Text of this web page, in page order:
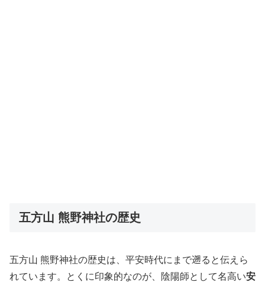
五方山 熊野神社の歴史
五方山 熊野神社の歴史は、平安時代にまで遡ると伝えら
れています。とくに印象的なのが、陰陽師として名高い安